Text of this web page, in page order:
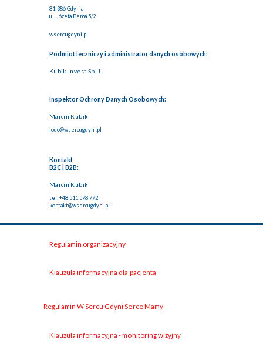
81-386 Gdynia
ul. Józefa Bema 5/2
wsercugdyni.pl
Podmiot leczniczy i administrator danych osobowych:
Kubik Invest Sp. J.
Inspektor Ochrony Danych Osobowych:
Marcin Kubik
iodo@wsercugdyni.pl
Kontakt
B2C i B2B:
Marcin Kubik
tel: +48 511 578 772
kontakt@wsercugdyni.pl
Regulamin organizacyjny
Klauzula informacyjna dla pacjenta
Regulamin W Sercu Gdyni Serce Mamy
Klauzula informacyjna - monitoring wizyjny